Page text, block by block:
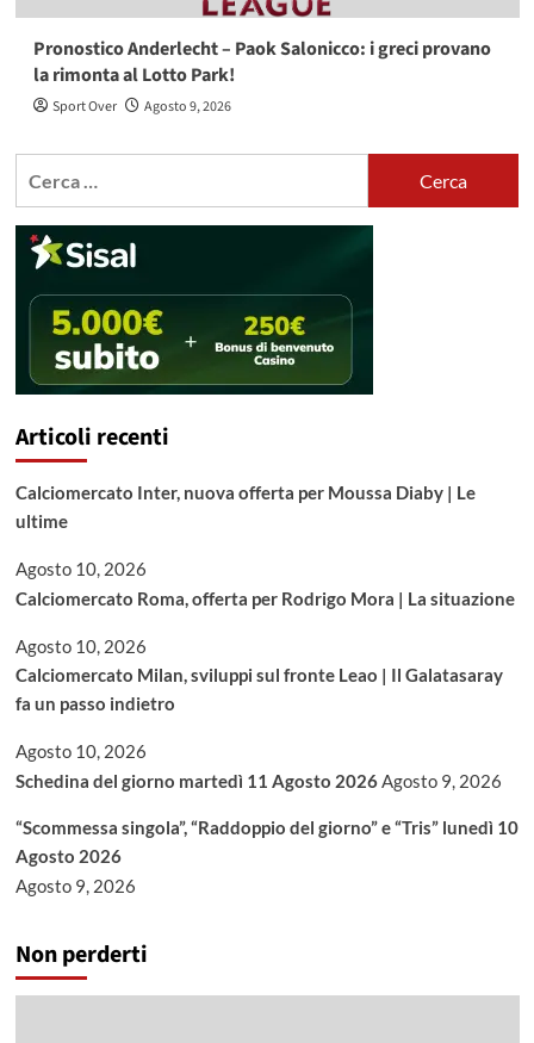
Pronostico Anderlecht – Paok Salonicco: i greci provano
la rimonta al Lotto Park!
Sport Over Agosto 9, 2026
Articoli recenti
Calciomercato Inter, nuova offerta per Moussa Diaby | Le
ultime
Agosto 10, 2026
Calciomercato Roma, offerta per Rodrigo Mora | La situazione
Agosto 10, 2026
Calciomercato Milan, sviluppi sul fronte Leao | Il Galatasaray
fa un passo indietro
Agosto 10, 2026
Schedina del giorno martedì 11 Agosto 2026Agosto 9, 2026
“Scommessa singola”, “Raddoppio del giorno” e “Tris” lunedì 10
Agosto 2026
Agosto 9, 2026
Non perderti